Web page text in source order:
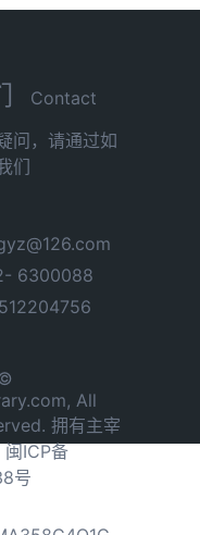
Contact
问，请通过如
们
6300088
All
拥有主宰
闽ICP备
号